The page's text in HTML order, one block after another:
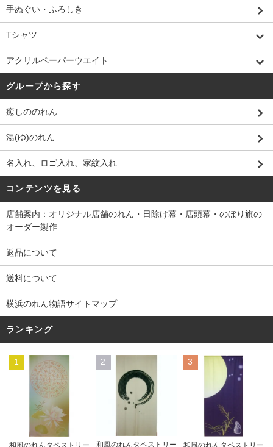
手ぬぐい・ふろしき
Tシャツ
アクリルペーパーウエイト
グループから探す
癒しののれん
湯(ゆ)のれん
名入れ、ロゴ入れ、家紋入れ
コンテンツを見る
店舗案内：オリジナル店舗のれん・日除け幕・店頭幕・のぼり旗の
オーダー製作
返品について
送料について
横浜のれん物語サイトマップ
ランキング
1
和風のれんタペストリー
2
和風のれんタペストリー
3
和風のれんタペストリー